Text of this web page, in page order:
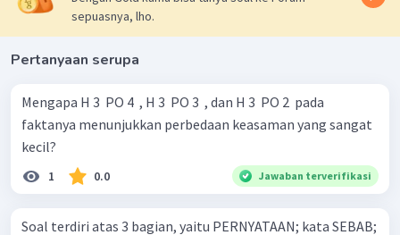
sepuasnya, lho.
Pertanyaan serupa
Mengapa H 3 ​ PO 4 ​ , H 3 ​ PO 3 ​ , dan H 3 ​ PO 2 ​ pada
faktanya menunjukkan perbedaan keasaman yang sangat
kecil?
1 0.0 Jawaban terverifikasi
Soal terdiri atas 3 bagian, yaitu PERNYATAAN; kata SEBAB;